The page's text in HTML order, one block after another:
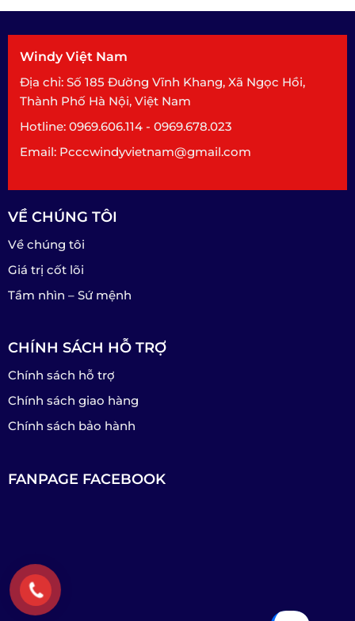
Windy Việt Nam
Địa chỉ: Số 185 Đường Vĩnh Khang, Xã Ngọc Hồi,
Thành Phố Hà Nội, Việt Nam
Hotline: 0969.606.114 - 0969.678.023
Email: Pcccwindyvietnam@gmail.com
VỀ CHÚNG TÔI
Về chúng tôi
Giá trị cốt lõi
Tầm nhìn – Sứ mệnh
CHÍNH SÁCH HỖ TRỢ
Chính sách hỗ trợ
Chính sách giao hàng
Chính sách bảo hành
FANPAGE FACEBOOK